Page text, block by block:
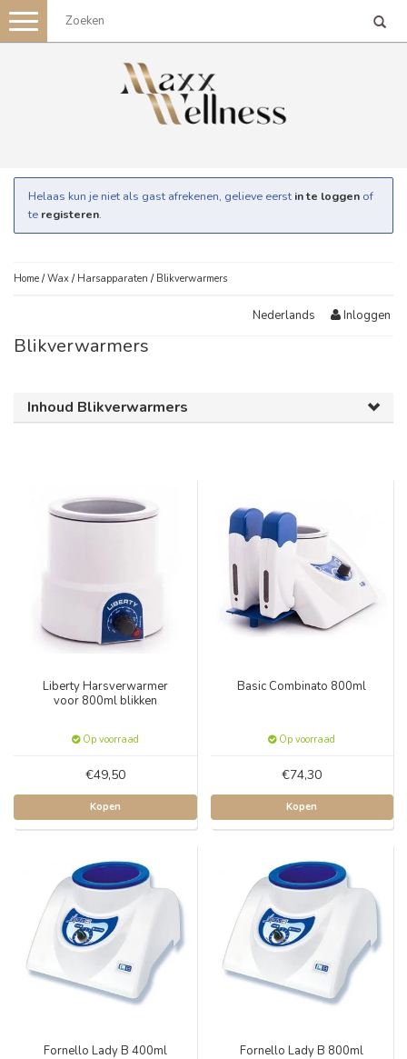
Toggle
navigation
Helaas kun je niet als gast afrekenen, gelieve eerst in te loggen of
te registeren.
Home /Wax / Harsapparaten / Blikverwarmers
Nederlands Inloggen
Blikverwarmers
Inhoud Blikverwarmers
Liberty Harsverwarmer
voor 800ml blikken
Op voorraad
€49,50
Kopen
Basic Combinato 800ml
Op voorraad
€74,30
Kopen
Fornello Lady B 400ml Fornello Lady B 800ml